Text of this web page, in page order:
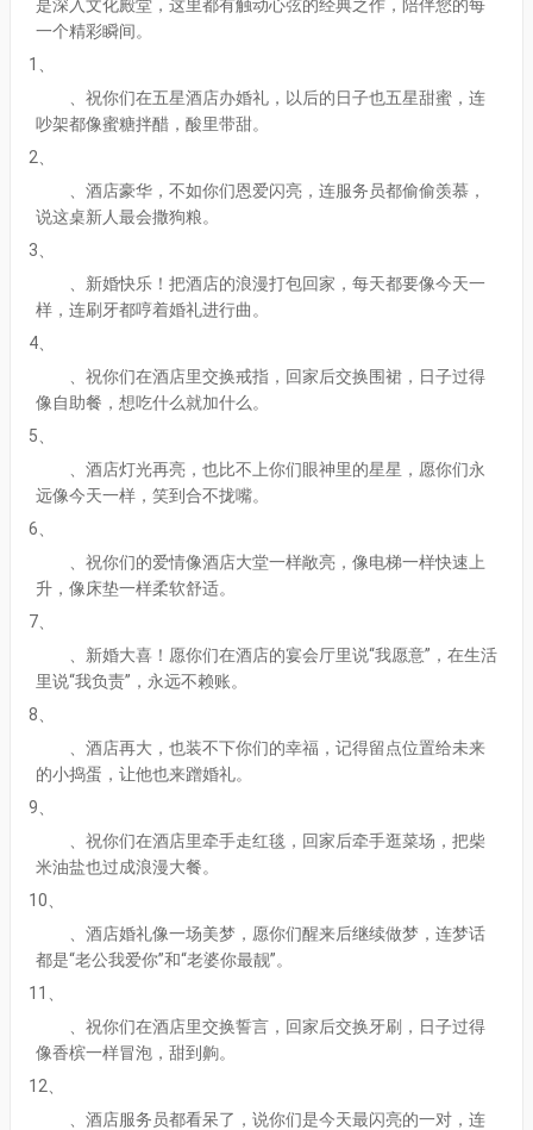
是深入文化殿堂，这里都有触动心弦的经典之作，陪伴您的每
一个精彩瞬间。
1、
、祝你们在五星酒店办婚礼，以后的日子也五星甜蜜，连
吵架都像蜜糖拌醋，酸里带甜。
2、
、酒店豪华，不如你们恩爱闪亮，连服务员都偷偷羡慕，
说这桌新人最会撒狗粮。
3、
、新婚快乐！把酒店的浪漫打包回家，每天都要像今天一
样，连刷牙都哼着婚礼进行曲。
4、
、祝你们在酒店里交换戒指，回家后交换围裙，日子过得
像自助餐，想吃什么就加什么。
5、
、酒店灯光再亮，也比不上你们眼神里的星星，愿你们永
远像今天一样，笑到合不拢嘴。
6、
、祝你们的爱情像酒店大堂一样敞亮，像电梯一样快速上
升，像床垫一样柔软舒适。
7、
、新婚大喜！愿你们在酒店的宴会厅里说“我愿意”，在生活
里说“我负责”，永远不赖账。
8、
、酒店再大，也装不下你们的幸福，记得留点位置给未来
的小捣蛋，让他也来蹭婚礼。
9、
、祝你们在酒店里牵手走红毯，回家后牵手逛菜场，把柴
米油盐也过成浪漫大餐。
10、
、酒店婚礼像一场美梦，愿你们醒来后继续做梦，连梦话
都是“老公我爱你”和“老婆你最靓”。
11、
、祝你们在酒店里交换誓言，回家后交换牙刷，日子过得
像香槟一样冒泡，甜到齁。
12、
、酒店服务员都看呆了，说你们是今天最闪亮的一对，连